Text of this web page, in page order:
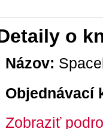
o
Názov:
Objednávací
Zobraziť